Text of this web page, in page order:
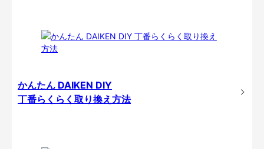
かんたん DAIKEN DIY
丁番らくらく取り換え方法